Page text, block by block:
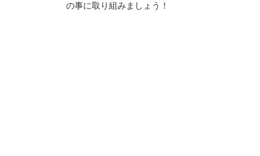
の事に取り組みましょう！